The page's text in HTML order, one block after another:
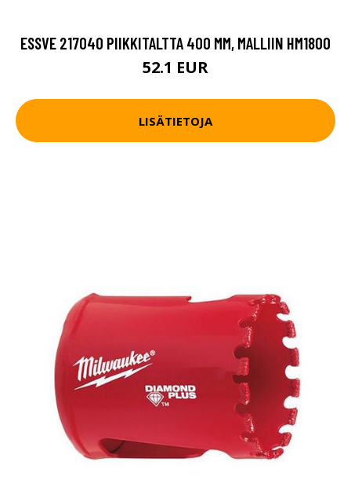
ESSVE 217040 PIIKKITALTTA 400 MM, MALLIIN HM1800
52.1 EUR
LISÄTIETOJA